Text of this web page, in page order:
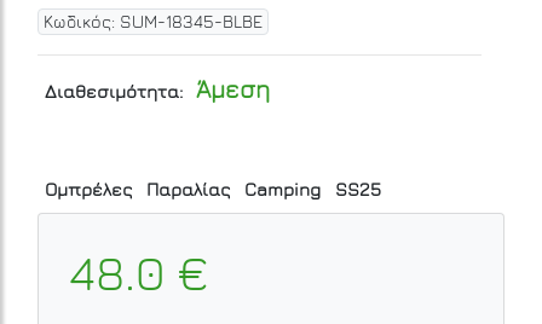
Κωδικός: SUM-18345-BLBE
Διαθεσιμότητα: Άμεση
Ομπρέλες Παραλίας Camping SS25
48.0 €